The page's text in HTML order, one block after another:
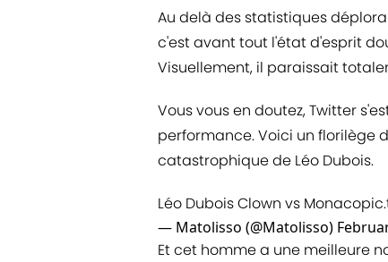
Au delà des statistiques
c'est avant tout l'état d'esprit
Visuellement, il paraissait
Vous vous en doutez, Twitter
performance. Voici un florilège
catastrophique de Léo Dubois.
Léo Dubois Clown vs Monaco
— Matolisso (@Matolisso)
Et cet homme a une meilleure